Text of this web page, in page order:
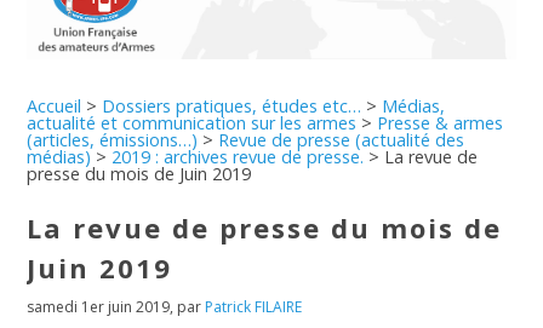
Accueil > Dossiers pratiques, études etc… > Médias,
actualité et communication sur les armes > Presse & armes
(articles, émissions…) > Revue de presse (actualité des
médias)> 2019 : archives revue de presse. > La revue de
presse du mois de Juin 2019
La revue de presse du mois de
Juin 2019
samedi 1er juin 2019, par Patrick FILAIRE